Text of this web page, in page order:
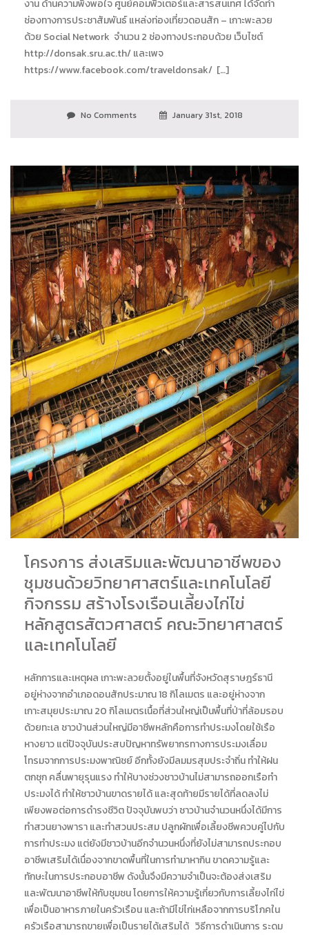
งาน ด้านความพึงพอใจ ศูนย์คอมพิวเตอร์และสารสนเทศ ได้จัดทำ
ช่องทางการประชาสัมพันธ์ แหล่งท่องเที่ยวดอนสัก – เกาะพะลวย
ด้วย Social Network จำนวน 2 ช่องทางประกอบด้วย เว็บไซต์
http://donsak.sru.ac.th/ และเพจ
https://www.facebook.com/traveldonsak/ […]
No Comments January 31st, 2018
โครงการ ส่งเสริมและพัฒนาอาชีพของ
ชุมชนด้วยวิทยาศาสตร์และเทคโนโลยี
กิจกรรม สร้างโรงเรือนเลี้ยงไก่ไข่
หลักสูตรสัตวศาสตร์ คณะวิทยาศาสตร์
และเทคโนโลยี
หลักการและเหตุผล เกาะพะลวยตั้งอยู่ในพื้นที่จังหวัดสุราษฎร์ธานี
อยู่ห่างจากอำเภอดอนสักประมาณ 18 กิโลเมตร และอยู่ห่างจาก
เกาะสมุยประมาณ 20 กิโลเมตรเนื้อที่ส่วนใหญ่เป็นพื้นที่ป่าที่ล้อมรอบ
ด้วยทะเล ชาวบ้านส่วนใหญ่มีอาชีพหลักคือการทำประมงโดยใช้เรือ
หางยาว แต่ปัจจุบันประสบปัญหาทรัพยากรทางการประมงเลื่อม
โทรมจากการประมงพาณิชย์ อีกทั้งยังมีลมมรสุมประจำถิ่น ทำให้ฝน
ตกชุก คลื่นพายุรุนแรง ทำให้บางช่วงชาวบ้านไม่สามารถออกเรือทำ
ประมงได้ ทำให้ชาวบ้านขาดรายได้ และสุดท้ายมีรายได้ที่ลดลงไม่
เพียงพอต่อการดำรงชีวิต ปัจจุบันพบว่า ชาวบ้านจำนวนหนึ่งได้มีการ
ทำสวนยางพารา และทำสวนประสม ปลูกผักเพื่อเลี้ยงชีพควบคู่ไปกับ
การทำประมง แต่ยังมีชาวบ้านอีกจำนวนหนึ่งที่ยังไม่สามารถประกอบ
อาชีพเสริมได้เนื่องจากขาดพื้นที่ในการทำมาหากิน ขาดความรู้และ
ทักษะในการประกอบอาชีพ ดังนั้นจึงมีความจำเป็นจะต้องส่งเสริม
และพัฒนาอาชีพให้กับชุมชน โดยการให้ความรู้เกี่ยวกับการเลี้ยงไก่ไข่
เพื่อเป็นอาหารภายในครัวเรือน และถ้ามีไข่ไก่เหลือจากการบริโภคใน
ครัวเรือสามารถขายเพื่อเป็นรายได้เสริมได้ วิธีการดำเนินการ ระดม